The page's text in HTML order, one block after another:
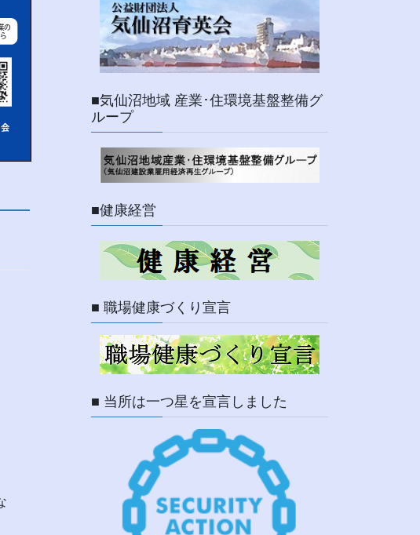
■気仙沼地域 産業･住環境基盤整備グ
ループ
■健康経営
■ 職場健康づくり宣言
■ 当所は一つ星を宣言しました